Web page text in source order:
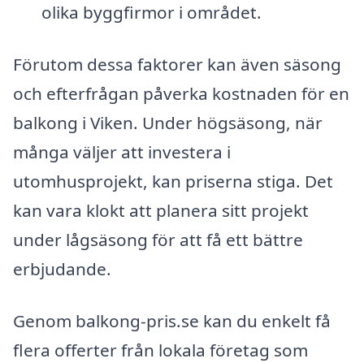
olika byggfirmor i området.
Förutom dessa faktorer kan även säsong
och efterfrågan påverka kostnaden för en
balkong i Viken. Under högsäsong, när
många väljer att investera i
utomhusprojekt, kan priserna stiga. Det
kan vara klokt att planera sitt projekt
under lågsäsong för att få ett bättre
erbjudande.
Genom balkong-pris.se kan du enkelt få
flera offerter från lokala företag som